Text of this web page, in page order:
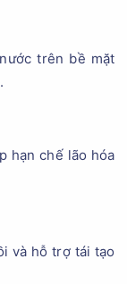
trên bề mặt
hạn chế lão hóa
và hỗ trợ tái tạo